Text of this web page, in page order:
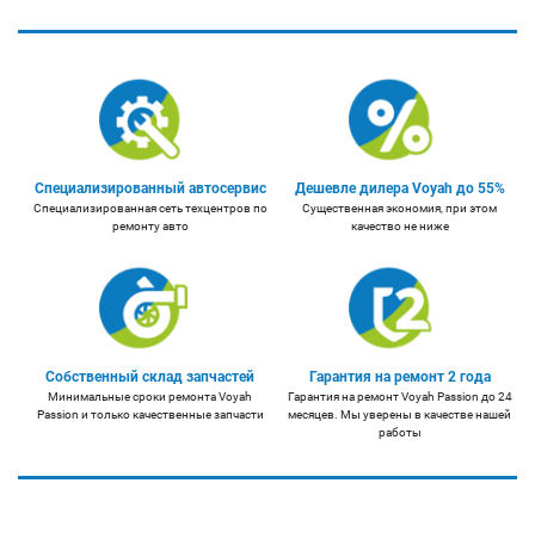
Специализированный автосервис
Специализированная сеть техцентров по
ремонту авто
Дешевле дилера Voyah до 55%
Существенная экономия, при этом
качество не ниже
Собственный склад запчастей
Минимальные сроки ремонта Voyah
Passion и только качественные запчасти
Гарантия на ремонт 2 года
Гарантия на ремонт Voyah Passion до 24
месяцев. Мы уверены в качестве нашей
работы